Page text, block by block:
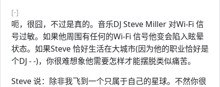
[-]
呃，很囧，不过是真的。音乐DJ Steve Miller 对Wi-Fi 信
号过敏。如果他周围有任何的Wi-Fi 信号他变会陷入眩晕
状态。如果Steve 恰好生活在大城市(因为他的职业恰好是
个DJ - -)，你很难想象他需要怎样才能摆脱类似痛苦。
Steve 说：除非我飞到一个只属于自己的星球。不然你很